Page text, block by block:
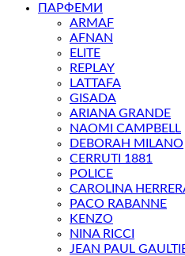
ПАРФЕМИ
ARMAF
AFNAN
ELITE
REPLAY
LATTAFA
GISADA
ARIANA GRANDE
NAOMI CAMPBELL
DEBORAH MILANO
CERRUTI 1881
POLICE
CAROLINA
PACO RABANNE
KENZO
NINA RICCI
JEAN PAUL